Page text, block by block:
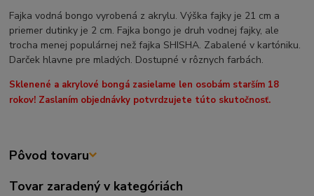
Fajka vodná bongo vyrobená z akrylu. Výška fajky je 21 cm a
priemer dutinky je 2 cm. Fajka bongo je druh vodnej fajky, ale
trocha menej populárnej než fajka SHISHA. Zabalené v kartóniku.
Darček hlavne pre mladých. Dostupné v rôznych farbách.
Sklenené a akrylové bongá zasielame len osobám starším 18
rokov! Zaslaním objednávky potvrdzujete túto skutočnosť.
Pôvod tovaru
Tovar zaradený v kategóriách